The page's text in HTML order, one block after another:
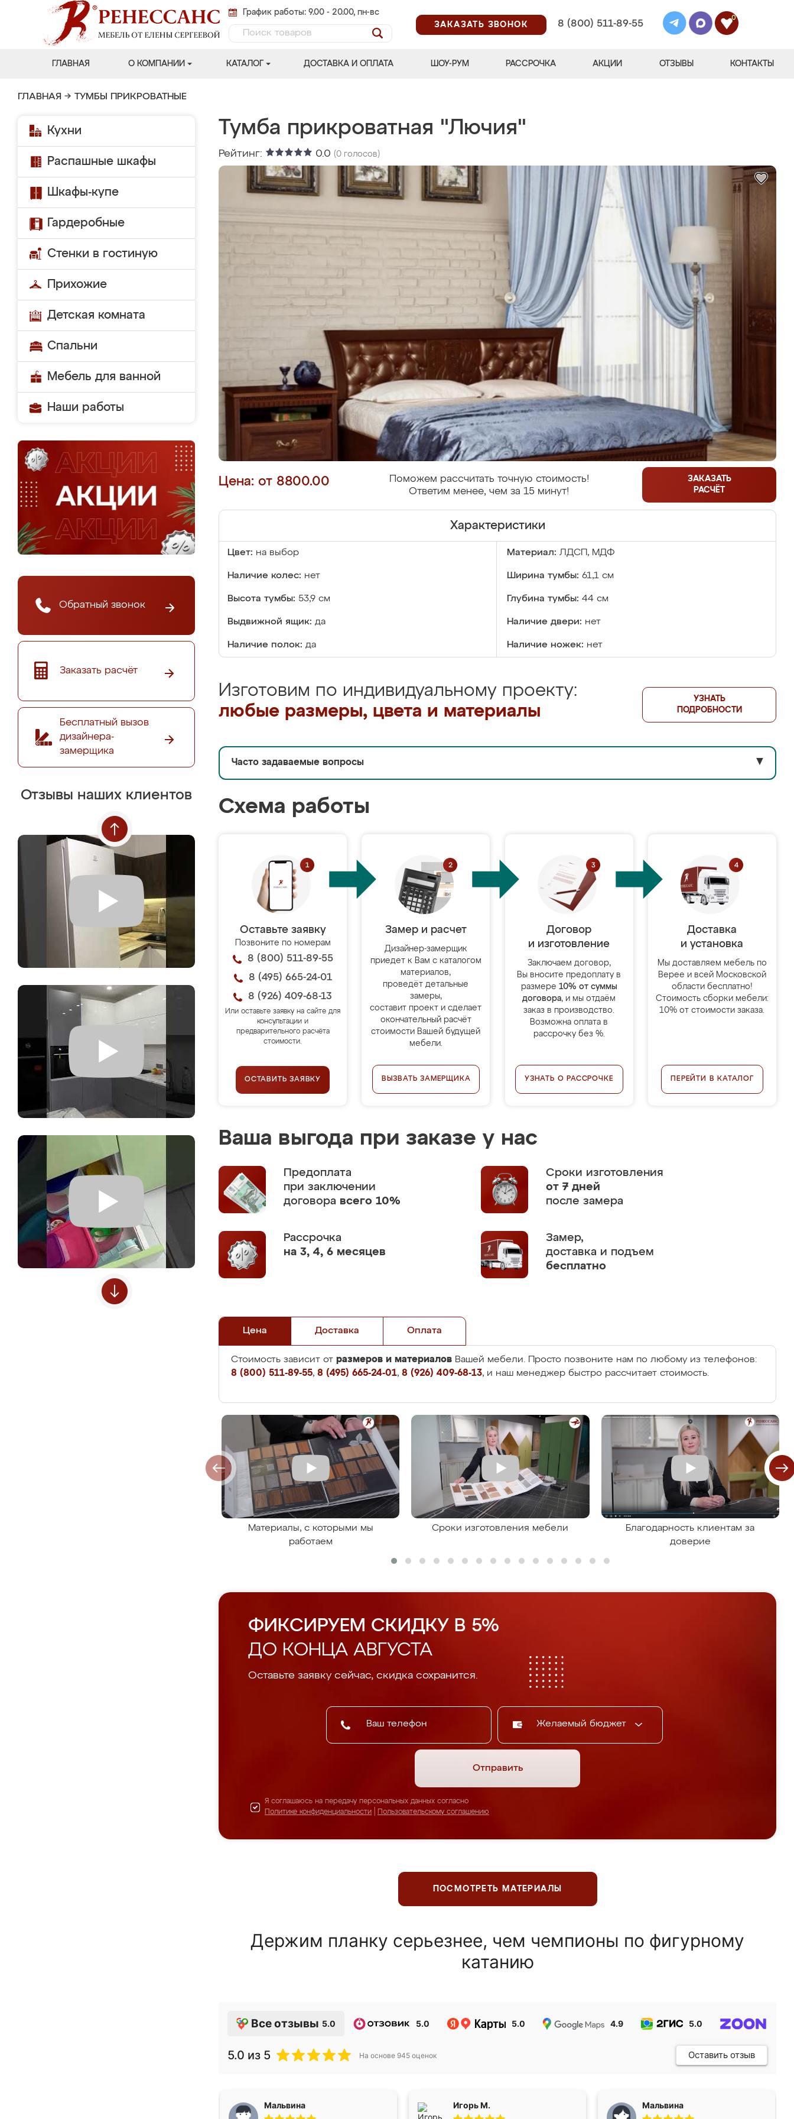
График работы: 9.00 - 20.00, пн-вс
ЗАКАЗАТЬ ЗВОНОК
8 (800) 511-89-55
0
ГЛАВНАЯ О КОМПАНИИ КАТАЛОГ ДОСТАВКА И ОПЛАТА ШОУ-РУМ РАССРОЧКА АКЦИИ ОТЗЫВЫ КОНТАКТЫ
ГЛАВНАЯ → ТУМБЫ ПРИКРОВАТНЫЕ
Кухни
Распашные шкафы
Шкафы-купе
Гардеробные
Стенки в гостиную
Прихожие
Детская комната
Спальни
Мебель для ванной
Наши работы
Обратный звонок
Заказать расчёт
Бесплатный вызов
дизайнера-
замерщика
Отзывы наших клиентов
Тумба прикроватная "Лючия"
Рейтинг: 0.0 (0 голосов)
Цена: от 8800.00
Поможем рассчитать точную стоимость!
Ответим менее, чем за 15 минут!
ЗАКАЗАТЬ
РАСЧЁТ
Характеристики
Цвет: на выбор Материал: ЛДСП, МДФ
Наличие колес: нет Ширина тумбы: 61,1 см
Высота тумбы: 53,9 см Глубина тумбы: 44 см
Выдвижной ящик: да Наличие двери: нет
Наличие полок: да Наличие ножек: нет
Изготовим по индивидуальному проекту:
любые размеры, цвета и материалы
УЗНАТЬ
ПОДРОБНОСТИ
Часто задаваемые вопросы ▼
Схема работы
Оставьте заявку
Позвоните по номерам
8 (800) 511-89-55
8 (495) 665-24-01
8 (926) 409-68-13
Или оставьте заявку на сайте для
консультации и
предварительного расчёта
стоимости.
ОСТАВИТЬ ЗАЯВКУ
Замер и расчет
Дизайнер-замерщик
приедет к Вам с каталогом
материалов,
проведёт детальные
замеры,
составит проект и сделает
окончательный расчёт
стоимости Вашей будущей
мебели.
ВЫЗВАТЬ ЗАМЕРЩИКА
Договор
и изготовление
Заключаем договор,
Вы вносите предоплату в
размере 10% от суммы
договора, и мы отдаём
заказ в производство.
Возможна оплата в
рассрочку без %.
УЗНАТЬ О РАССРОЧКЕ
Доставка
и установка
Мы доставляем мебель по
Верее и всей Московской
области бесплатно!
Стоимость сборки мебели:
10% от стоимости заказа.
ПЕРЕЙТИ В КАТАЛОГ
Ваша выгода при заказе у нас
Предоплата
при заключении
договора всего 10%
Сроки изготовления
от 7 дней
после замера
Рассрочка
на 3, 4, 6 месяцев
Замер,
доставка и подъем
бесплатно
Цена Доставка Оплата
Стоимость зависит от размеров и материалов Вашей мебели. Просто позвоните нам по любому из телефонов:
8 (800) 511-89-55, 8 (495) 665-24-01, 8 (926) 409-68-13, и наш менеджер быстро рассчитает стоимость.
Материалы, с которыми мы
работаем
Сроки изготовления мебели
Благодарность клиентам за
доверие
ФИКСИРУЕМ СКИДКУ В 5%
ДО КОНЦА АВГУСТА
Оставьте заявку сейчас, скидка сохранится.
Желаемый бюджет
Отправить
Я соглашаюсь на передачу персональных данных согласно
Политике конфиденциальности
Пользовательскому соглашению
ПОСМОТРЕТЬ МАТЕРИАЛЫ
Держим планку серьезнее, чем чемпионы по фигурному
катанию
Все отзывы 5.0 5.0 5.0 4.9 5.0
5.0 из 5 На основе 945 оценок Оставить отзыв
Мальвина Игорь М. Мальвина